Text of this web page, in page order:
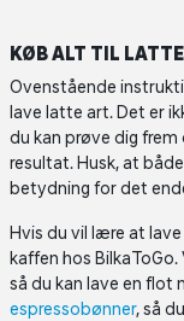
KØB ALT TIL
Ovenstående
lave latte art. Det er
du kan prøve dig
resultat. Husk, at
betydning for det
Hvis du vil lære at
kaffen hos
så du kan lave en flot
espressobønner, så